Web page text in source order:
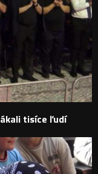
tisíce ľudí